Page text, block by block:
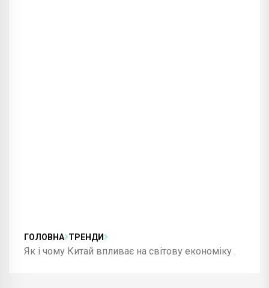
ГОЛОВНА ТРЕНДИ
Як і чому Китай впливає на світову економіку .